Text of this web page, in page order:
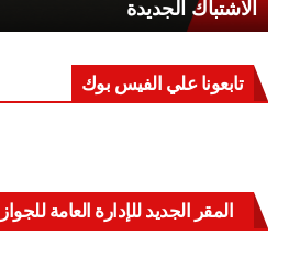
الاشتباك الجديدة
تابعونا علي الفيس بوك
المقر الجديد للإدارة العامة